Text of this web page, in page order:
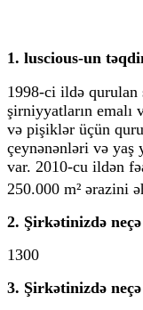
1. luscious-un
1998-ci ildə qurulan
şirniyyatların emalı
və pişiklər üçün
çeynənənləri və yaş
var. 2010-cu ildən
250.000 m² ərazini
2. Şirkətinizdə
1300
3. Şirkətinizdə